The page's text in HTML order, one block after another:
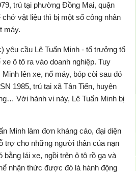
trú tại phường Đồng Mai, quận
vật liệu thì bị một số công nhân
máy.
yêu cầu Lê Tuấn Minh - tổ trưởng tổ
ô tô ra vào doanh nghiệp. Tuy
lên xe, nổ máy, bóp còi sau đó
1985, trú tại xã Tân Tiến, huyện
Với hành vi này, Lê Tuấn Minh bị
Minh làm đơn kháng cáo, đại diện
trợ cho những người thân của nạn
lái xe, ngồi trên ô tô rồ ga và
nhận thức được đó là hành động